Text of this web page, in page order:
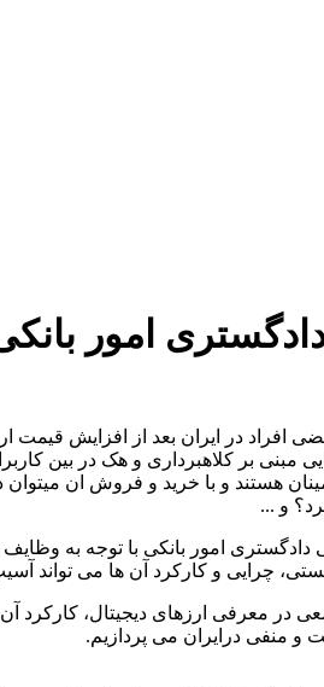
امور
افراد در ایران بعد از افزایش قیمت
مبنی بر کلاهبرداری و هک در بین
هستند و با خرید و فروش ان
و ...
امور بانکی با توجه به وظایف
چرایی و کارکرد آن ها می تواند
در معرفی ارزهای دیجیتال، کارکرد
و منفی درایران می پردازیم.